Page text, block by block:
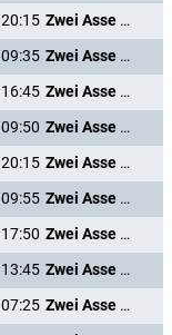
20:15
Zwei Asse trumpfen auf
09:35
Zwei Asse trumpfen auf
16:45
Zwei Asse trumpfen auf
09:50
Zwei Asse trumpfen auf
20:15
Zwei Asse trumpfen auf
09:55
Zwei Asse trumpfen auf
17:50
Zwei Asse trumpfen auf
13:45
Zwei Asse trumpfen auf
07:25
Zwei Asse trumpfen auf